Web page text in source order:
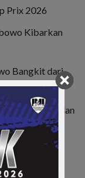
Prix 2026
Kibarkan
Bangkit dari
4
dari Insiden dan